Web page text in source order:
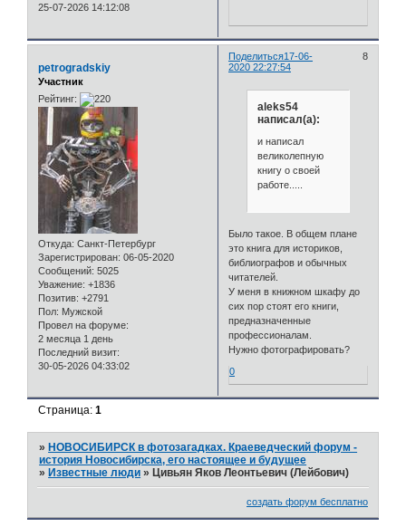
25-07-2026 14:12:08
Поделиться 8
17-06-
2020 22:27:54
petrogradskiy
Участник
Рейтинг:
Откуда: Санкт-Петербург
Зарегистрирован: 06-05-2020
Сообщений: 5025
Уважение: +1836
Позитив: +2791
Пол: Мужской
Провел на форуме:
2 месяца 1 день
Последний визит:
30-05-2026 04:33:02
aleks54
написал(а):
и написал
великолепную
книгу о своей
работе.....
Было такое. В общем плане
это книга для историков,
библиографов и обычных
читателей.
У меня в книжном шкафу до
сих пор стоят его книги,
предназначенные
профессионалам.
Нужно фотографировать?
0
Страница:1
» НОВОСИБИРСК в фотозагадках. Краеведческий форум -
история Новосибирска, его настоящее и будущее
» Известные люди » Цивьян Яков Леонтьевич (Лейбович)
создать форум бесплатно